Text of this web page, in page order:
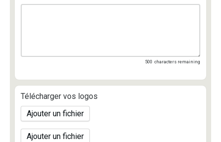
500 characters remaining
Télécharger vos logos
Ajouter un fichier
Ajouter un fichier